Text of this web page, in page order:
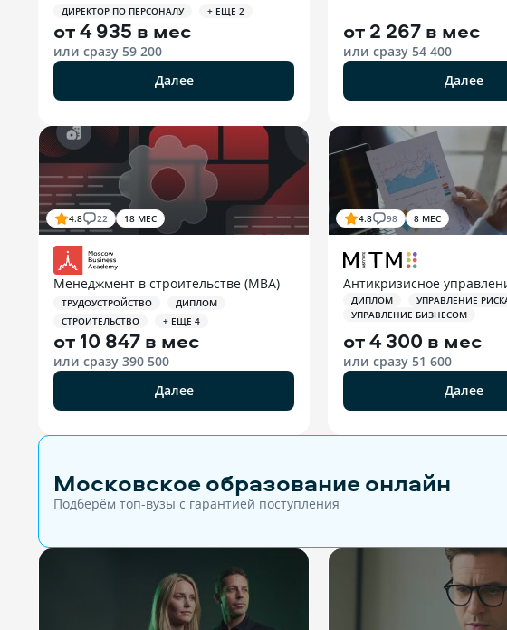
ДИРЕКТОР ПО ПЕРСОНАЛУ
+ ЕЩЕ 2
от4 935 в мес
или сразу 59 200
Далее
от 2 267 в мес
или сразу 54 400
Далее
4.8 22 18 МЕС
Менеджмент в строительстве (MBA)
ТРУДОУСТРОЙСТВО
ДИПЛОМ
СТРОИТЕЛЬСТВО
+ ЕЩЕ 4
от 10 847 в мес
или сразу 390 500
Далее
4.8 98 8 МЕС
Антикризисное
ДИПЛОМ
УПРАВЛЕНИЕ
УПРАВЛЕНИЕ БИЗНЕСОМ
от4 300 в мес
или сразу 51 600
Далее
Московское образование онлайн
Подберём топ-вузы c гарантией поступления